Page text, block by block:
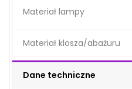
Materiał lampy
Materiał klosza/abażuru
Dane techniczne